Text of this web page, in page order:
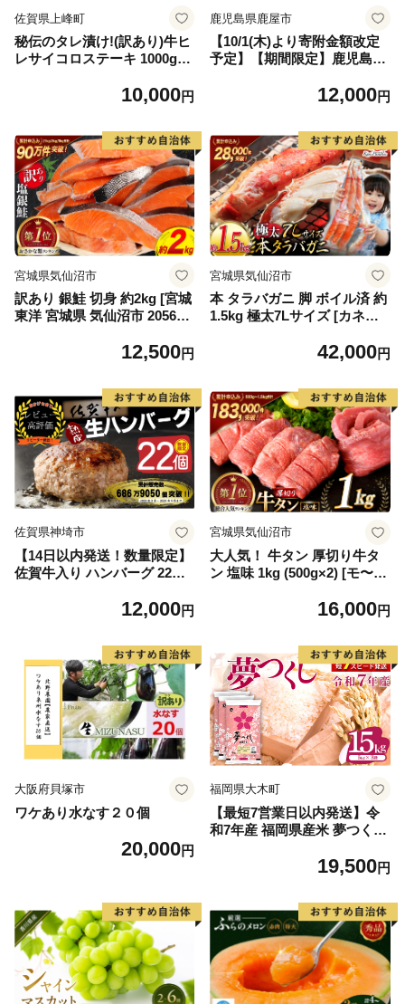
佐賀県上峰町
秘伝のタレ漬け!(訳あり)牛ヒ
レサイコロステーキ 1000g
10,000円
鹿児島県鹿屋市
【10/1(木)より寄附金額改定
予定】【期間限定】鹿児島県
12,000円
宮城県気仙沼市
訳あり 銀鮭 切身 約2kg [宮城
東洋 宮城県 気仙沼市 205649
格外 不揃い さけ サケ 鮭切身
切り身 魚 わけあり
12,500円
宮城県気仙沼市
本 タラバガニ 脚 ボイル済 約
1.5kg 極太7Lサイズ [カネダ
6] カニ かに 蟹 たらばがに た
42,000円
佐賀県神埼市
【14日以内発送！数量限定】
佐賀牛入り ハンバーグ 22個
毛和牛 ブランド牛 九州 ハン
(H083106)
12,000円
宮城県気仙沼市
大人気！ 牛タン 厚切り牛タ
ン 塩味 1kg (500g×2) [モ〜ラ
60] 肉 牛肉 精肉 牛たん 牛タ
厚切り タン
16,000円
大阪府貝塚市
ワケあり水なす２０個
20,000円
福岡県大木町
【最短7営業日以内発送】令
和7年産 福岡県産米 夢つくし
19,500円